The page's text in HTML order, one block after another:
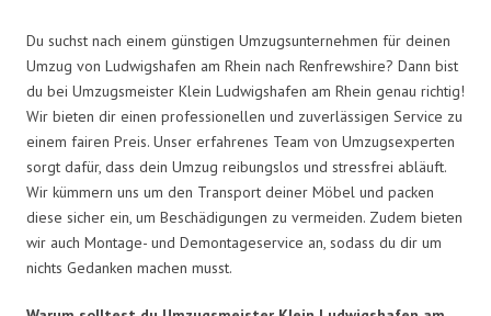
Du suchst nach einem günstigen Umzugsunternehmen für deinen
Umzug von Ludwigshafen am Rhein nach Renfrewshire? Dann bist
du bei Umzugsmeister Klein Ludwigshafen am Rhein genau richtig!
Wir bieten dir einen professionellen und zuverlässigen Service zu
einem fairen Preis. Unser erfahrenes Team von Umzugsexperten
sorgt dafür, dass dein Umzug reibungslos und stressfrei abläuft.
Wir kümmern uns um den Transport deiner Möbel und packen
diese sicher ein, um Beschädigungen zu vermeiden. Zudem bieten
wir auch Montage- und Demontageservice an, sodass du dir um
nichts Gedanken machen musst.